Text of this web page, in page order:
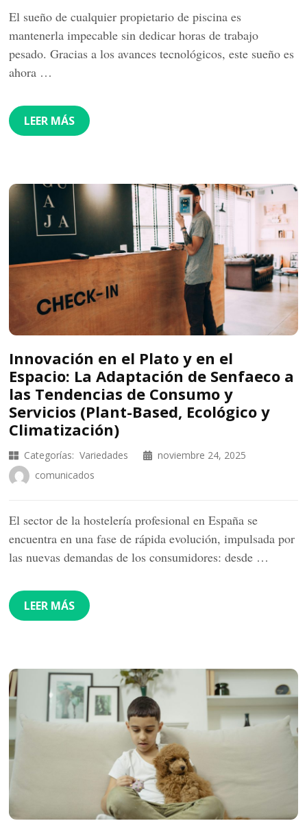
El sueño de cualquier propietario de piscina es
mantenerla impecable sin dedicar horas de trabajo
pesado. Gracias a los avances tecnológicos, este sueño es
ahora …
LEER MÁS
Innovación en el Plato y en el
Espacio: La Adaptación de Senfaeco a
las Tendencias de Consumo y
Servicios (Plant-Based, Ecológico y
Climatización)
Categorías: Variedades
noviembre 24, 2025
comunicados
El sector de la hostelería profesional en España se
encuentra en una fase de rápida evolución, impulsada por
las nuevas demandas de los consumidores: desde …
LEER MÁS